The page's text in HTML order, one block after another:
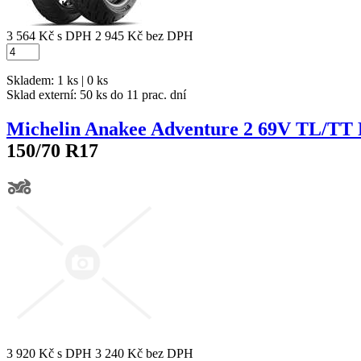
3 564 Kč s DPH 2 945 Kč bez DPH
Skladem: 1 ks | 0 ks
Sklad externí: 50 ks do 11 prac. dní
Michelin Anakee Adventure 2 69V TL/TT
150/70 R17
3 920 Kč s DPH 3 240 Kč bez DPH